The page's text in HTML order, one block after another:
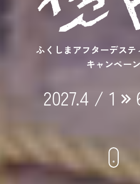
ふくしまアフターデステ
キャンペーン
2027.4 / 1